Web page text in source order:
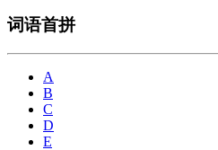
词语首拼
A
B
C
D
E